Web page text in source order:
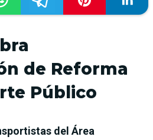
de Reforma
Público
del Área